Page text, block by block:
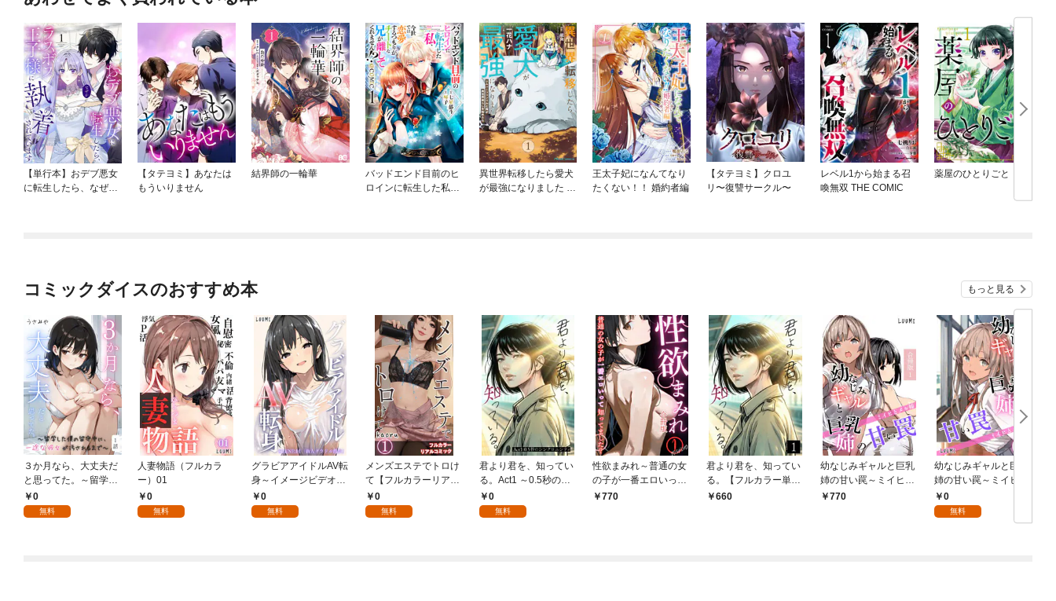
【単行本】おデブ悪女
に転生したら、なぜか
【タテヨミ】あなたは
もういりません
結界師の一輪華
バッドエンド目前のヒ
ロインに転生した私、
異世界転移したら愛犬
が最強になりました ～
王太子妃になんてなり
たくない！！ 婚約者編
【タテヨミ】クロユ
リ〜復讐サークル〜
レベル1から始まる召
喚無双 THE COMIC
薬屋のひとりごと
コミックダイスのおすすめ本 もっと見る
３か月なら、大丈夫だ
と思ってた。～留学し
た僕の留守中に、一途
な彼女が汚されるまで
0
無料
人妻物語（フルカラ
ー）01
0
無料
グラビアアイドルAV転
身～イメージビデオ撮
影って聞いてきたのに
～scene.01
0
無料
メンズエステでトロけ
て【フルカラーリアル
コミック】01
0
無料
君より君を、知ってい
る。Act1 ～0.5秒のシ
ンクロニシティ～
0
無料
性欲まみれ～普通の女
の子が一番エロいって
知ってました？～【合
770
君より君を、知ってい
る。【フルカラー単行
本】1巻
660
幼なじみギャルと巨乳
姉の甘い罠～ミイヒと
メル姉～【合冊版】1
770
幼なじみギャルと巨乳
姉の甘い罠～ミイヒと
メル姉～01
0
無料